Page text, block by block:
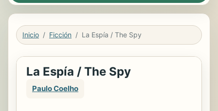
Inicio Ficción La Espía / The Spy
La Espía / The Spy
Paulo Coelho